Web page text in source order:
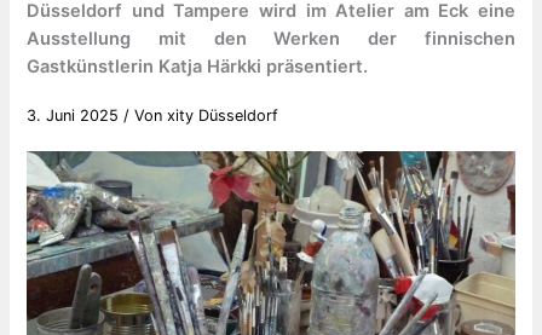
Düsseldorf und Tampere wird im Atelier am Eck eine
Ausstellung mit den Werken der finnischen
Gastkünstlerin Katja Härkki präsentiert.
3. Juni 2025 / Vonxity Düsseldorf